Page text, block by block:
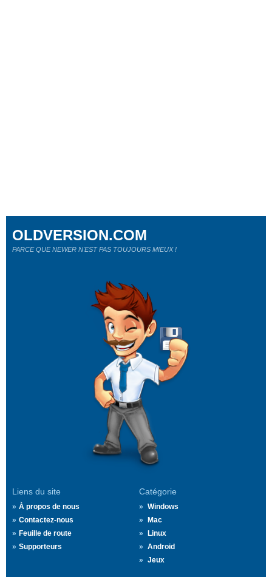
Liens du site
À propos de nous
Contactez-nous
Feuille de route
Supporteurs
Catégorie
Windows
Mac
Linux
Android
Jeux
OLDVERSION.COM
PARCE QUE NEWER N'EST PAS TOUJOURS MIEUX !